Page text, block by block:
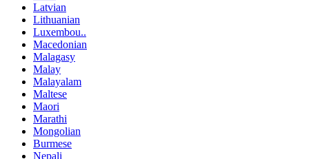
Latvian
Lithuanian
Luxembou..
Macedonian
Malagasy
Malay
Malayalam
Maltese
Maori
Marathi
Mongolian
Burmese
Nepali